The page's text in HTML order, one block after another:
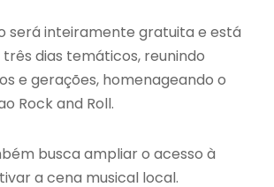
será inteiramente gratuita e está
dias temáticos, reunindo
e gerações, homenageando o
Rock and Roll.
busca ampliar o acesso à
a cena musical local.